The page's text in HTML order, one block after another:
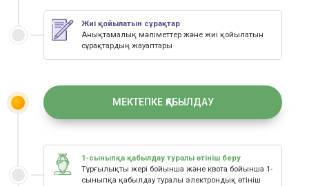
Жиі қойылатын сұрақтар
Анықтамалық мәліметтер және жиі қойылатын
сұрақтардың жауаптары
МЕКТЕПКЕ ҚАБЫЛДАУ
1-сыныпқа қабылдау туралы өтініш беру
Тұрғылықты жері бойынша және квота бойынша 1-
сыныпқа қабылдау туралы электрондық өтініш